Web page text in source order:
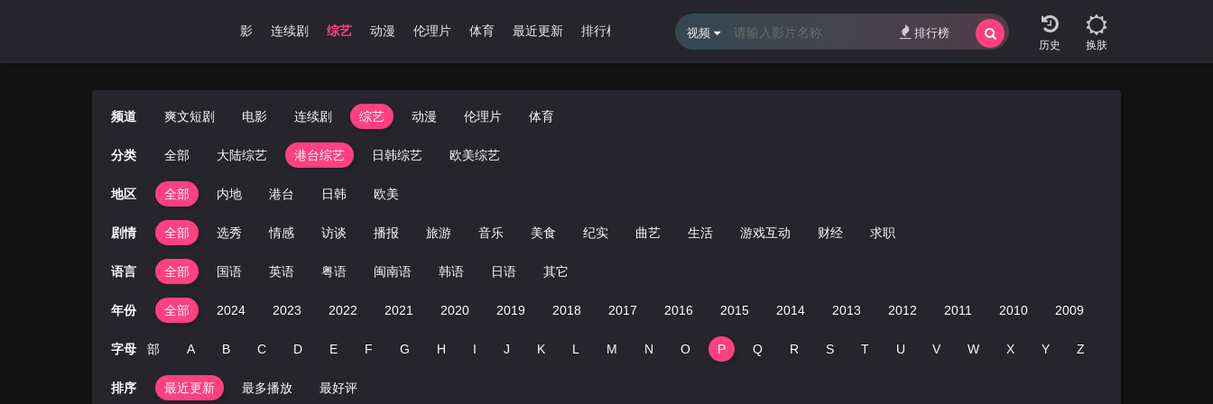
电影 连续剧 综艺 动漫 伦理片 体育 最近更新 排行榜 留言报错
换肤
视频 排行榜
频道 爽文短剧 电影 连续剧 综艺 动漫 伦理片 体育
分类 全部 大陆综艺 港台综艺 日韩综艺 欧美综艺
地区 全部 内地 港台 日韩 欧美
剧情 全部 选秀 情感 访谈 播报 旅游 音乐 美食 纪实 曲艺 生活 游戏互动 财经 求职
语言 全部 国语 英语 粤语 闽南语 韩语 日语 其它
年份 全部 2024 2023 2022 2021 2020 2019 2018 2017 2016 2015 2014 2013 2012 2011 2010 2009
字母全部 A B C D E F G H I J K L M N O P Q R S T U V W X Y Z
排序 最近更新 最多播放 最好评